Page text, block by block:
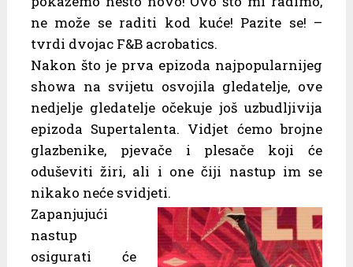
ne može se raditi kod kuće! Pazite se! –
tvrdi dvojac F&B acrobatics.
Nakon što je prva epizoda najpopularnijeg
showa na svijetu osvojila gledatelje, ove
nedjelje gledatelje očekuje još uzbudljivija
epizoda Supertalenta. Vidjet ćemo brojne
glazbenike, pjevače i plesače koji će
oduševiti žiri, ali i one čiji nastup im se
nikako neće svidjeti.
Zapanjujući
nastup
osigurati će